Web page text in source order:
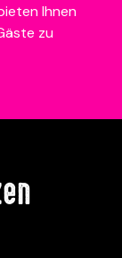
Ihnen
zu